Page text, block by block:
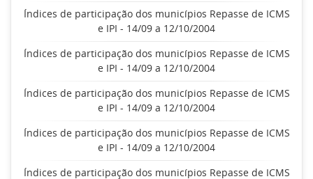
Índices de participação dos municípios Repasse de ICMS
e IPI - 14/09 a 12/10/2004
Índices de participação dos municípios Repasse de ICMS
e IPI - 14/09 a 12/10/2004
Índices de participação dos municípios Repasse de ICMS
e IPI - 14/09 a 12/10/2004
Índices de participação dos municípios Repasse de ICMS
e IPI - 14/09 a 12/10/2004
Índices de participação dos municípios Repasse de ICMS